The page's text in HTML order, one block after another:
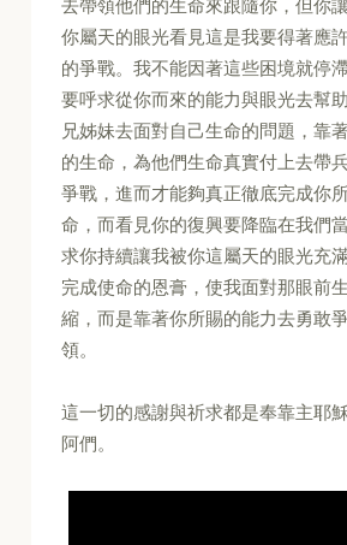
去帶領他們的生命來跟隨你，但你
你屬天的眼光看見這是我要得著應
的爭戰。我不能因著這些困境就停
要呼求從你而來的能力與眼光去幫
兄姊妹去面對自己生命的問題，靠
的生命，為他們生命真實付上去帶
爭戰，進而才能夠真正徹底完成你
命，而看見你的復興要降臨在我們
求你持續讓我被你這屬天的眼光充
完成使命的恩膏，使我面對那眼前
縮，而是靠著你所賜的能力去勇敢
領。
這一切的感謝與祈求都是奉靠主耶
阿們。